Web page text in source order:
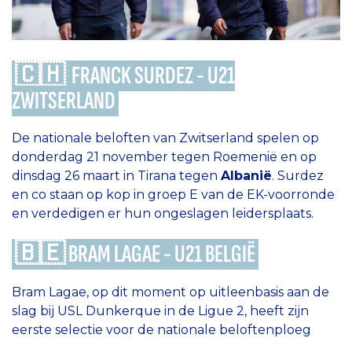
🇨🇭 FRANCK SURDEZ - U21
ZWITSERLAND
De nationale beloften van Zwitserland spelen op
donderdag 21 november tegen Roemenië en op
dinsdag 26 maart in Tirana tegen Albanië. Surdez
en co staan op kop in groep E van de EK-voorronde
en verdedigen er hun ongeslagen leidersplaats.
🇧🇪 BRAM LAGAE - U21 BELGIË
Bram Lagae, op dit moment op uitleenbasis aan de
slag bij USL Dunkerque in de Ligue 2, heeft zijn
eerste selectie voor de nationale beloftenploeg